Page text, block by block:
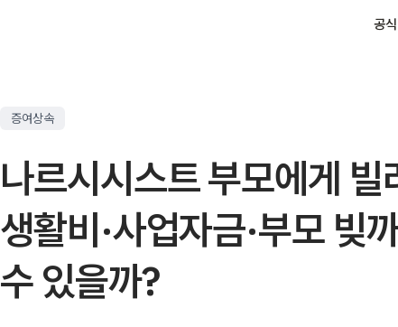
공
증여상속
나르시시스트 부모에게 빌
생활비·사업자금·부모 빚
수 있을까?